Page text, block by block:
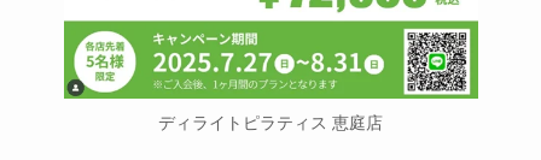
ディライトピラティス 恵庭店